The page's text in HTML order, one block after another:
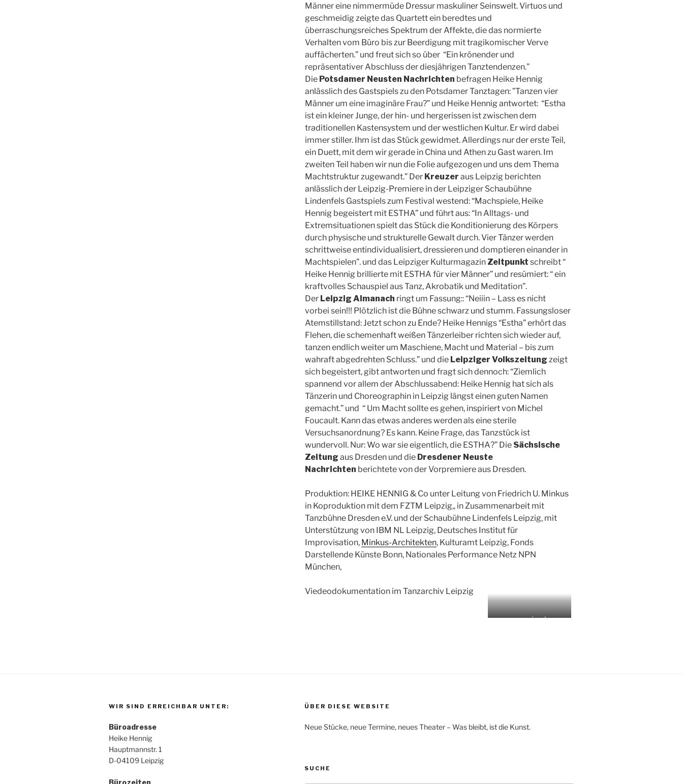
Männer eine nimmermüde Dressur maskuliner Seinswelt. Virtuos und
geschmeidig zeigte das Quartett ein beredtes und
überraschungsreiches Spektrum der Affekte, die das normierte
Verhalten vom Büro bis zur Beerdigung mit tragikomischer Verve
auffächerten.” und freut sich so über “Ein krönender und
repräsentativer Abschluss der diesjährigen Tanztendenzen.”
Die Potsdamer Neusten Nachrichten befragen Heike Hennig
anlässlich des Gastspiels zu den Potsdamer Tanztagen: ”Tanzen vier
Männer um eine imaginäre Frau?” und Heike Hennig antwortet: “Estha
ist ein kleiner Junge, der hin- und hergerissen ist zwischen dem
traditionellen Kastensystem und der westlichen Kultur. Er wird dabei
immer stiller. Ihm ist das Stück gewidmet. Allerdings nur der erste Teil,
ein Duett, mit dem wir gerade in China und Athen zu Gast waren. Im
zweiten Teil haben wir nun die Folie aufgezogen und uns dem Thema
Machtstruktur zugewandt.” Der Kreuzer aus Leipzig berichten
anlässlich der Leipzig-Premiere in der Leipziger Schaubühne
Lindenfels Gastspiels zum Festival westend: “Machspiele, Heike
Hennig begeistert mit ESTHA” und führt aus: “In Alltags- und
Extremsituationen spielt das Stück die Konditionierung des Körpers
durch physische und strukturelle Gewalt durch. Vier Tänzer werden
schrittweise entindividualisiert, dressieren und domptieren einander in
Machtspielen”. und das Leipziger Kulturmagazin Zeitpunkt schreibt “
Heike Hennig brillierte mit ESTHA für vier Männer” und resümiert: “ ein
kraftvolles Schauspiel aus Tanz, Akrobatik und Meditation”.
Der Leipzig Almanach ringt um Fassung:: “Neiiin – Lass es nicht
vorbei sein!!! Plötzlich ist die Bühne schwarz und stumm. Fassungsloser
Atemstillstand: Jetzt schon zu Ende? Heike Hennigs “Estha” erhört das
Flehen, die schemenhaft weißen Tänzerleiber richten sich wieder auf,
tanzen endlich weiter um Maschiene, Macht und Material – bis zum
wahraft abgedrehten Schluss.” und die Leipziger Volkszeitung zeigt
sich begeistert, gibt antworten und fragt sich dennoch: “Ziemlich
spannend vor allem der Abschlussabend: Heike Hennig hat sich als
Tänzerin und Choreographin in Leipzig längst einen guten Namen
gemacht.” und “ Um Macht sollte es gehen, inspiriert von Michel
Foucault. Kann das etwas anderes werden als eine sterile
Versuchsanordnung? Es kann. Keine Frage, das Tanzstück ist
wundervoll. Nur: Wo war sie eigentlich, die ESTHA?” Die Sächsische
Zeitung aus Dresden und die Dresdener Neuste
Nachrichten berichtete von der Vorpremiere aus Dresden.
Produktion: HEIKE HENNIG & Co unter Leitung von Friedrich U. Minkus
in Koproduktion mit dem FZTM Leipzig,, in Zusammenarbeit mit
Tanzbühne Dresden e.V. und der Schaubühne Lindenfels Leipzig, mit
Unterstützung von IBM NL Leipzig, Deutsches Institut für
Improvisation, Minkus-Architekten, Kulturamt Leipzig, Fonds
Darstellende Künste Bonn, Nationales Performance Netz NPN
München,
Viedeodokumentation im Tanzarchiv Leipzig
www.miex.de
WIR SIND ERREICHBAR UNTER:
Büroadresse
Heike Hennig
Hauptmannstr. 1
D-04109 Leipzig
Bürozeiten
ÜBER DIESE WEBSITE
Neue Stücke, neue Termine, neues Theater – Was bleibt, ist die Kunst.
SUCHE